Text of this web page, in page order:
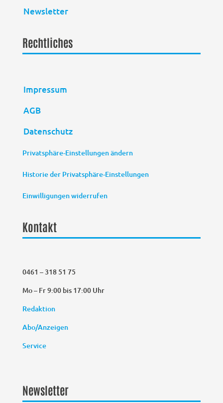
Newsletter
Rechtliches
Impressum
AGB
Datenschutz
Privatsphäre-Einstellungen ändern
Historie der Privatsphäre-Einstellungen
Einwilligungen widerrufen
Kontakt
0461 – 318 51 75
Mo – Fr 9:00 bis 17:00 Uhr
Redaktion
Abo/Anzeigen
Service
Newsletter